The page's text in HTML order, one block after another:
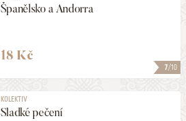
7/10
Španělsko a Andorra
18 Kč
KOLEKTIV
Sladké pečení